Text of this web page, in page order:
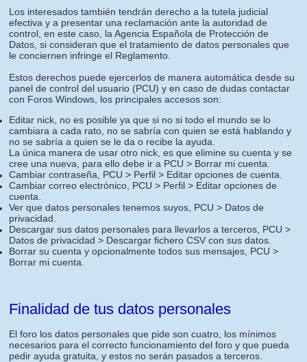
Los interesados también tendrán derecho a la tutela judicial
efectiva y a presentar una reclamación ante la autoridad de
control, en este caso, la Agencia Española de Protección de
Datos, si consideran que el tratamiento de datos personales que
le conciernen infringe el Reglamento.
Estos derechos puede ejercerlos de manera automática desde su
panel de control del usuario (PCU) y en caso de dudas contactar
con Foros Windows, los principales accesos son:
Editar nick, no es posible ya que si no si todo el mundo se lo
cambiara a cada rato, no se sabría con quien se está hablando y
no se sabría a quien se le da o recibe la ayuda.
La única manera de usar otro nick, es que elimine su cuenta y se
cree una nueva, para ello debe ir a PCU > Borrar mi cuenta.
Cambiar contraseña, PCU > Perfil > Editar opciones de cuenta.
Cambiar correo electrónico, PCU > Perfil > Editar opciones de
cuenta.
Ver que datos personales tenemos suyos, PCU > Datos de
privacidad.
Descargar sus datos personales para llevarlos a terceros, PCU >
Datos de privacidad > Descargar fichero CSV con sus datos.
Borrar su cuenta y opcionalmente todos sus mensajes, PCU >
Borrar mi cuenta.
Finalidad de tus datos personales
El foro los datos personales que pide son cuatro, los mínimos
necesarios para el correcto funcionamiento del foro y que pueda
pedir ayuda gratuita, y estos no serán pasados a terceros.